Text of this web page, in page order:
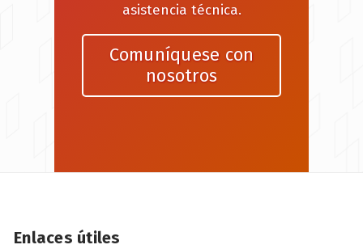
asistencia técnica.
Comuníquese con
nosotros
Enlaces útiles